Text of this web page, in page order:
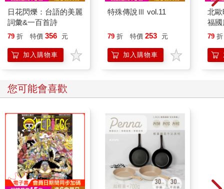
日花閃爍：台語的美麗
詞彙&一百首詩
79 折 特價 356 元
加入購物車
特殊傳說Ⅲ vol.11
79 折 特價 253 元
加入購物車
北
福
79 折
您可能會喜歡